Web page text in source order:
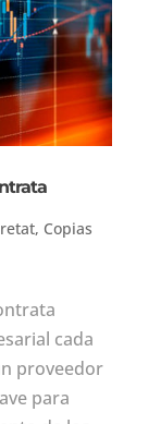
, Copias
cada
proveedor
para